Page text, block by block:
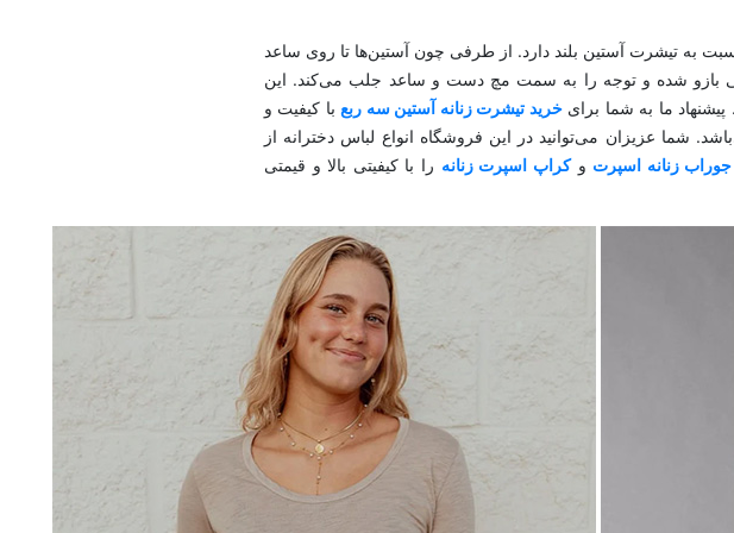
به تیشرت آستین بلند دارد. از طرفی چون آستین‌ها تا روی ساعد
بازو شده و توجه را به سمت مچ دست و ساعد جلب می‌کند. این
ما به شما برایخرید تیشرت زنانه آستین سه ربع با کیفیت و
شما عزیزان می‌توانید در این فروشگاه انواع لباس دخترانه از
جوراب زنانه اسپرت وکراپ اسپرت زنانه را با کیفیتی بالا و قیمتی